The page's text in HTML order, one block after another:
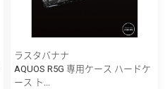
ラスタバナナ
AQUOS R5G 専用ケース ハードケ
ース ト...